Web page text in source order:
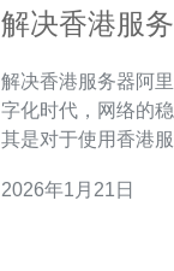
解决香港服
解决香港服务器阿里云
字化时代，网络的
其是对于使用香港
使用阿里云的香港
2026年1月21日